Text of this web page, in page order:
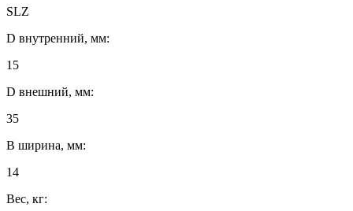
SLZ
D внутренний, мм:
15
D внешний, мм:
35
B ширина, мм:
14
Вес, кг: